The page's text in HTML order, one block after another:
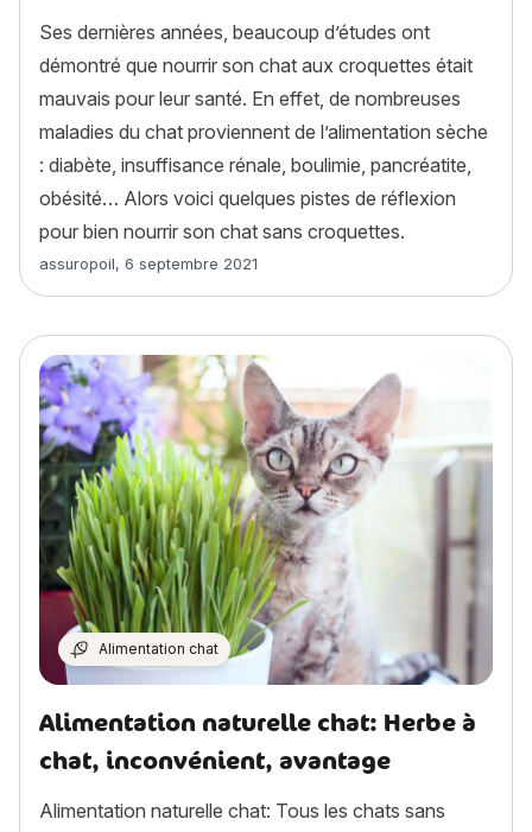
Ses dernières années, beaucoup d’études ont
démontré que nourrir son chat aux croquettes était
mauvais pour leur santé. En effet, de nombreuses
maladies du chat proviennent de l’alimentation sèche
: diabète, insuffisance rénale, boulimie, pancréatite,
obésité… Alors voici quelques pistes de réflexion
pour bien nourrir son chat sans croquettes.
Article rédigé par
assuropoil, 6 septembre 2021
Alimentation chat
Alimentation naturelle chat: Herbe à
chat, inconvénient, avantage
Alimentation naturelle chat: Tous les chats sans